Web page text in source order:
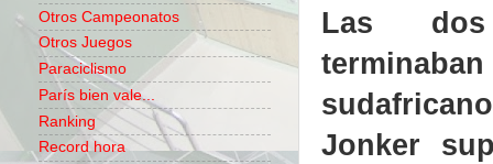
Las dos
Jonker
Otros Campeonatos
Otros Juegos
Paraciclismo
París bien vale...
Ranking
Record hora